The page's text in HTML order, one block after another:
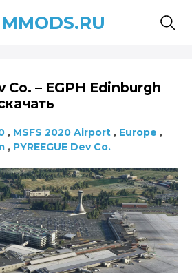
Co. – EGPH Edinburgh
, MSFS 2020 Airport , Europe ,
, PYREEGUE Dev Co.